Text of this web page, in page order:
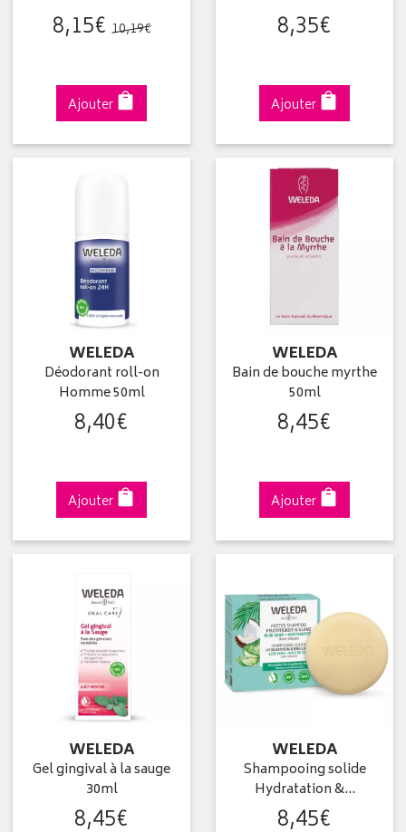
8,15€ 10,19€
Ajouter
8,35€
Ajouter
WELEDA
Déodorant roll-on
Homme 50ml
8,40€
Ajouter
WELEDA
Bain de bouche myrthe
50ml
8,45€
Ajouter
WELEDA
Gel gingival à la sauge
30ml
8,45€
WELEDA
Shampooing solide
Hydratation &…
8,45€